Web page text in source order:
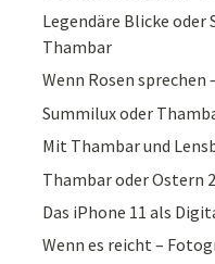
Legendäre Blicke
Thambar
Wenn Rosen sprechen
Summilux oder
Mit Thambar und
Thambar oder Ostern
Das iPhone 11 als
Wenn es reicht –